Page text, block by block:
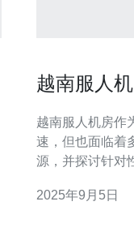
越南服人
越南服人机房作
速，但也面临着
源，并探讨针对
战？ 在快速发展
2025年9月5日